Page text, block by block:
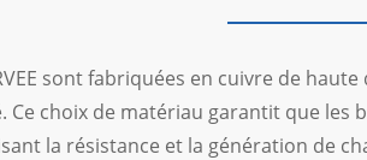
sont fabriquées en cuivre de
Ce choix de matériau garantit que les
la résistance et la génération de